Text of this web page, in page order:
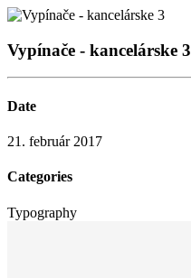
Vypínače - kancelárske 3
Date
21. február 2017
Categories
Typography